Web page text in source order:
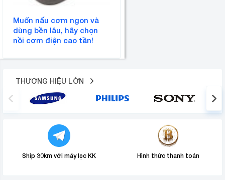
Muốn nấu cơm ngon và
dùng bền lâu, hãy chọn
nồi cơm điện cao tần!
THƯƠNG HIỆU LỚN
Ship 30km với máy lọc KK Hình thức thanh toán